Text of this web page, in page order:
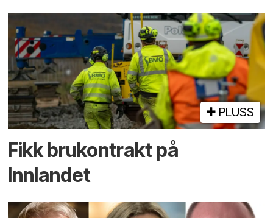
PLUSS
Fikk brukontrakt på
Innlandet